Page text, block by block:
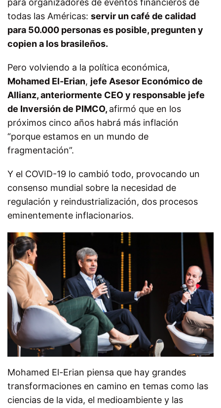
todas las Américas: servir un café de calidad
para 50.000 personas es posible, pregunten y
copien a los brasileños.
Pero volviendo a la política económica,
Mohamed El-Erian, jefe Asesor Económico de
Allianz, anteriormente CEO y responsable jefe
de Inversión de PIMCO, afirmó que en los
próximos cinco años habrá más inflación
“porque estamos en un mundo de
fragmentación”.
Y el COVID-19 lo cambió todo, provocando un
consenso mundial sobre la necesidad de
regulación y reindustrialización, dos procesos
eminentemente inflacionarios.
Mohamed El-Erian piensa que hay grandes
transformaciones en camino en temas como las
ciencias de la vida, el medioambiente y las